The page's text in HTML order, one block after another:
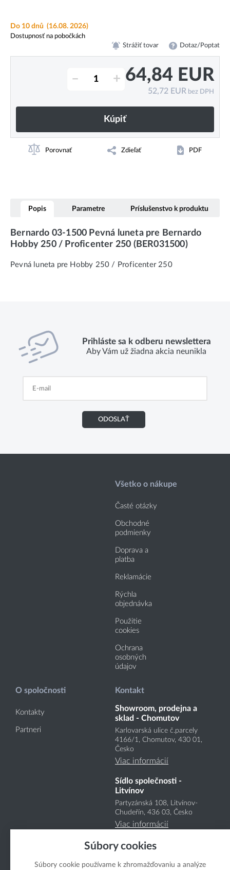
Do 10 dnů (16.08. 2026)
Dostupnosť na pobočkách
Strážiť tovar Dotaz/Poptat
– + 64,84 EUR
52,72 EUR bez DPH
Kúpiť
Porovnať Zdieľať PDF
Popis Parametre Príslušenstvo k produktu
Bernardo 03-1500 Pevná luneta pre Bernardo
Hobby 250 / Proficenter 250 (BER031500)
Pevná luneta pre Hobby 250 / Proficenter 250
Prihláste sa k odberu newslettera
Aby Vám už žiadna akcia neunikla
ODOSLAŤ
Všetko o nákupe
Časté otázky
Obchodné
podmienky
Doprava a
platba
Reklamácie
Rýchla
objednávka
Použitie
cookies
Ochrana
osobných
údajov
O spoločnosti
Kontakty
Partneri
Kontakt
Showroom, prodejna a
sklad - Chomutov
Karlovarská ulice č.parcely
4166/1, Chomutov, 430 01,
Česko
Viac informácií
Sídlo společnosti -
Litvínov
Partyzánská 108, Litvínov-
Chudeřín, 436 03, Česko
Viac informácií
Súbory cookies
Súbory cookie používame k zhromažďovaniu a analýze